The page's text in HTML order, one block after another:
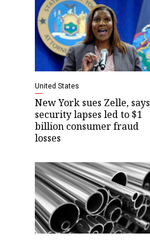
United States
New York sues Zelle, says
security lapses led to $1
billion consumer fraud
losses